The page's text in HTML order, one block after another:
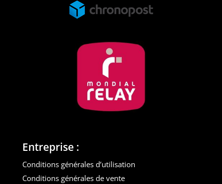
Entreprise :
Conditions générales d’utilisation
Conditions générales de vente